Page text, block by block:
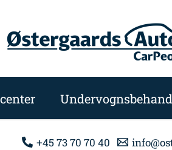
+45 73 70 70 40